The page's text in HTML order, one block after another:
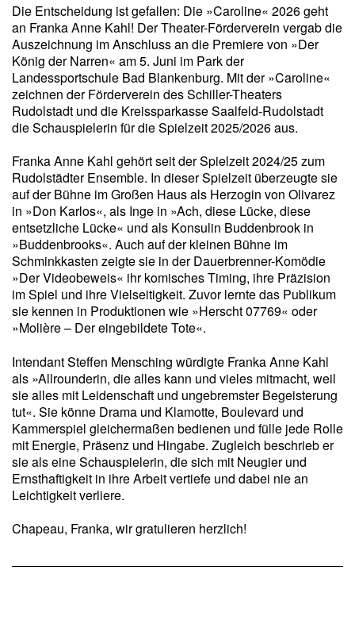
Die Entscheidung ist gefallen: Die »Caroline« 2026 geht
an Franka Anne Kahl! Der Theater-Förderverein vergab die
Auszeichnung im Anschluss an die Premiere von »Der
König der Narren« am 5. Juni im Park der
Landessportschule Bad Blankenburg. Mit der »Caroline«
zeichnen der Förderverein des Schiller-Theaters
Rudolstadt und die Kreissparkasse Saalfeld-Rudolstadt
die Schauspielerin für die Spielzeit 2025/2026 aus.
Franka Anne Kahl gehört seit der Spielzeit 2024/25 zum
Rudolstädter Ensemble. In dieser Spielzeit überzeugte sie
auf der Bühne im Großen Haus als Herzogin von Olivarez
in »Don Karlos«, als Inge in »Ach, diese Lücke, diese
entsetzliche Lücke« und als Konsulin Buddenbrook in
»Buddenbrooks«. Auch auf der kleinen Bühne im
Schminkkasten zeigte sie in der Dauerbrenner-Komödie
»Der Videobeweis« ihr komisches Timing, ihre Präzision
im Spiel und ihre Vielseitigkeit. Zuvor lernte das Publikum
sie kennen in Produktionen wie »Herscht 07769« oder
»Molière – Der eingebildete Tote«.
Intendant Steffen Mensching würdigte Franka Anne Kahl
als »Allrounderin, die alles kann und vieles mitmacht, weil
sie alles mit Leidenschaft und ungebremster Begeisterung
tut«. Sie könne Drama und Klamotte, Boulevard und
Kammerspiel gleichermaßen bedienen und fülle jede Rolle
mit Energie, Präsenz und Hingabe. Zugleich beschrieb er
sie als eine Schauspielerin, die sich mit Neugier und
Ernsthaftigkeit in ihre Arbeit vertiefe und dabei nie an
Leichtigkeit verliere.
Chapeau, Franka, wir gratulieren herzlich!